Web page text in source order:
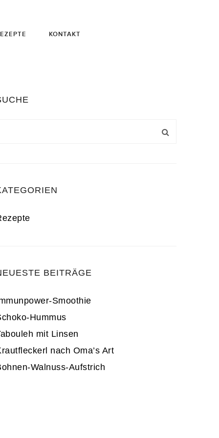
KONTAKT
BEITRÄGE
Smoothie
Hummus
mit Linsen
nach Oma’s Art
Walnuss-Aufstrich